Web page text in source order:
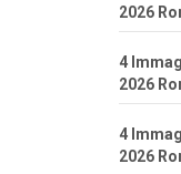
2026
4
2026
4
2026